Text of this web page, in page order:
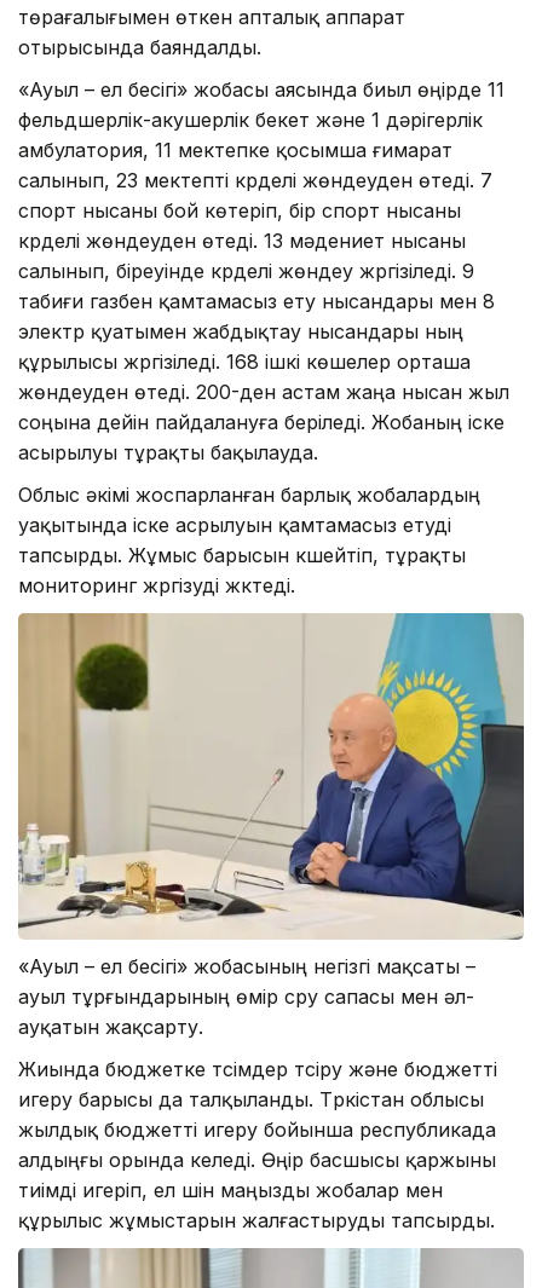
төрағалығымен өткен апталық аппарат
отырысында баяндалды.
«Ауыл – ел бесігі» жобасы аясында биыл өңірде 11
фельдшерлік-акушерлік бекет және 1 дәрігерлік
амбулатория, 11 мектепке қосымша ғимарат
салынып, 23 мектепті күрделі жөндеуден өтеді. 7
спорт нысаны бой көтеріп, бір спорт нысаны
күрделі жөндеуден өтеді. 13 мәдениет нысаны
салынып, біреуінде күрделі жөндеу жүргізіледі. 9
табиғи газбен қамтамасыз ету нысандары мен 8
электр қуатымен жабдықтау нысандары ның
құрылысы жүргізіледі. 168 ішкі көшелер орташа
жөндеуден өтеді. 200-ден астам жаңа нысан жыл
соңына дейін пайдалануға беріледі. Жобаның іске
асырылуы тұрақты бақылауда.
Облыс әкімі жоспарланған барлық жобалардың
уақытында іске асрылуын қамтамасыз етуді
тапсырды. Жұмыс барысын күшейтіп, тұрақты
мониторинг жүргізуді жүктеді.
«Ауыл – ел бесігі» жобасының негізгі мақсаты –
ауыл тұрғындарының өмір сүру сапасы мен әл-
ауқатын жақсарту.
Жиында бюджетке түсімдер түсіру және бюджетті
игеру барысы да талқыланды. Түркістан облысы
жылдық бюджетті игеру бойынша республикада
алдыңғы орында келеді. Өңір басшысы қаржыны
тиімді игеріп, ел үшін маңызды жобалар мен
құрылыс жұмыстарын жалғастыруды тапсырды.